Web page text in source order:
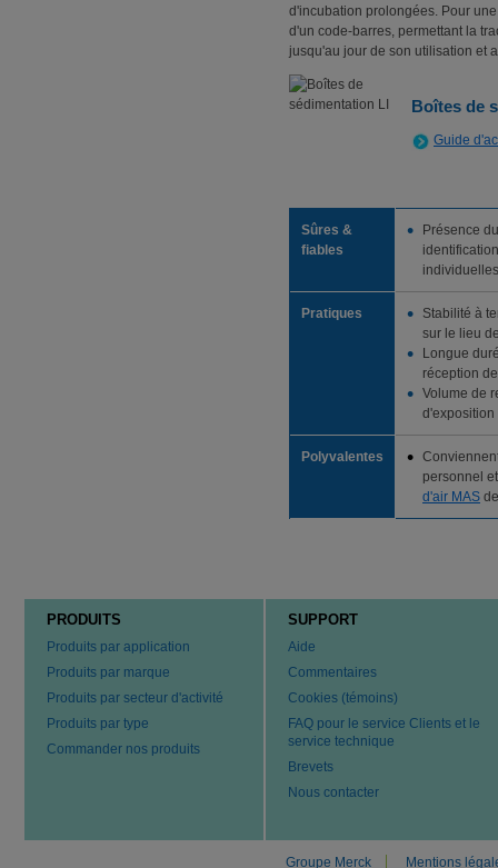
d'incubation prolongées. Pour
d'un code-barres, permettant la
jusqu'au jour de son utilisation et
Boîtes de
Guide
Sûres &
fiables
Présence
Pratiques
Stabilité à
sur le lieu
Longue
réception
Volume de
Polyvalentes
personnel
d'air MAS
PRODUITS
Produits par application
Produits par marque
Produits par secteur d'activité
Produits par type
Commander nos produits
SUPPORT
Aide
Commentaires
Cookies (témoins)
FAQ pour le service Clients et le
service technique
Brevets
Nous contacter
Groupe Merck Mentions